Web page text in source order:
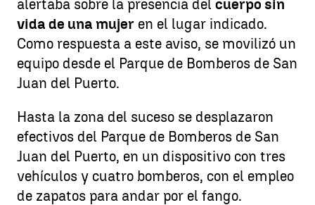
alertaba sobre la presencia del cuerpo sin
vida de una mujer en el lugar indicado.
Como respuesta a este aviso, se movilizó un
equipo desde el Parque de Bomberos de San
Juan del Puerto.
Hasta la zona del suceso se desplazaron
efectivos del Parque de Bomberos de San
Juan del Puerto, en un dispositivo con tres
vehículos y cuatro bomberos, con el empleo
de zapatos para andar por el fango.